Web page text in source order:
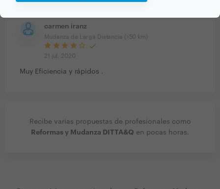
carmen iranz
Mudanza de Larga Distancia (>50 km)
21 jul. 2020
Muy Eficiencia y rápidos .
Recibe varias propuestas de profesionales como
Reformas y Mudanza DITTA&Q en pocas horas.